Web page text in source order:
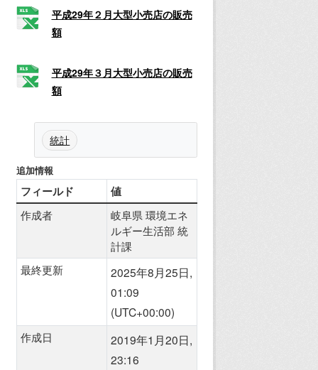
平成29年２月大型小売店の販売
額
平成29年３月大型小売店の販売
額
統計
追加情報
フィールド 値
作成者
岐阜県 環境エネ
ルギー生活部 統
計課
最終更新
2025年8月25日,
01:09
(UTC+00:00)
作成日
2019年1月20日,
23:16